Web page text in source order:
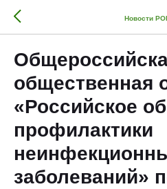
Новости
общественная
«Российское
профилактики
заболеваний»